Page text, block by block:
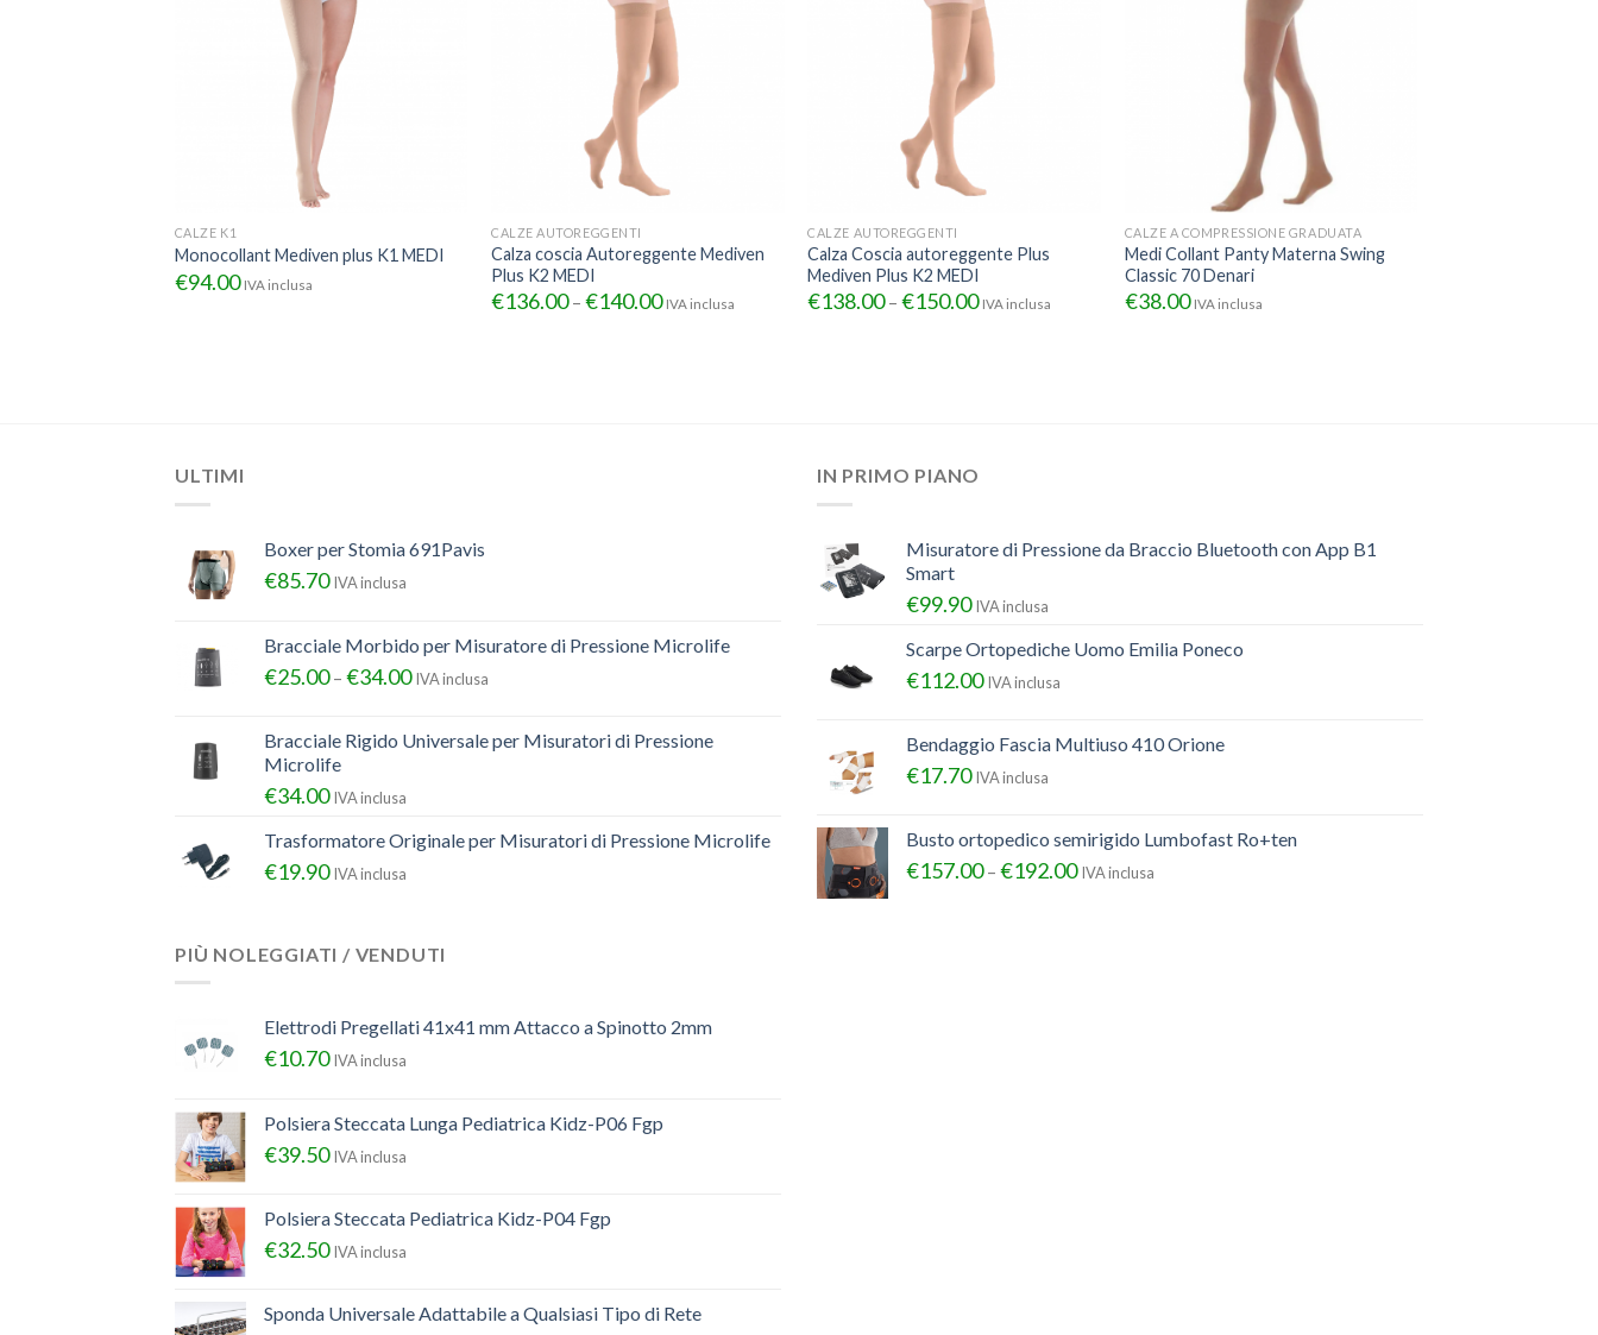
CALZE K1
Monocollant Mediven plus K1 MEDI
€94.00 IVA inclusa
CALZE AUTOREGGENTI
Calza coscia Autoreggente Mediven
Plus K2 MEDI
€136.00–€140.00 IVA inclusa
CALZE AUTOREGGENTI
Calza Coscia autoreggente Plus
Mediven Plus K2 MEDI
€138.00–€150.00 IVA inclusa
CALZE A COMPRESSIONE GRADUATA
Medi Collant Panty Materna Swing
Classic 70 Denari
€38.00 IVA inclusa
ULTIMI
Boxer per Stomia 691Pavis
€85.70 IVA inclusa
Bracciale Morbido per Misuratore di Pressione Microlife
€25.00– €34.00 IVA inclusa
Bracciale Rigido Universale per Misuratori di Pressione
Microlife
€34.00 IVA inclusa
Trasformatore Originale per Misuratori di Pressione Microlife
€19.90 IVA inclusa
IN PRIMO PIANO
Misuratore di Pressione da Braccio Bluetooth con App B1
Smart
€99.90 IVA inclusa
Scarpe Ortopediche Uomo Emilia Poneco
€112.00 IVA inclusa
Bendaggio Fascia Multiuso 410 Orione
€17.70 IVA inclusa
Busto ortopedico semirigido Lumbofast Ro+ten
€157.00– €192.00 IVA inclusa
PIÙ NOLEGGIATI / VENDUTI
Elettrodi Pregellati 41x41 mm Attacco a Spinotto 2mm
€10.70 IVA inclusa
Polsiera Steccata Lunga Pediatrica Kidz-P06 Fgp
€39.50 IVA inclusa
Polsiera Steccata Pediatrica Kidz-P04 Fgp
€32.50 IVA inclusa
Sponda Universale Adattabile a Qualsiasi Tipo di Rete